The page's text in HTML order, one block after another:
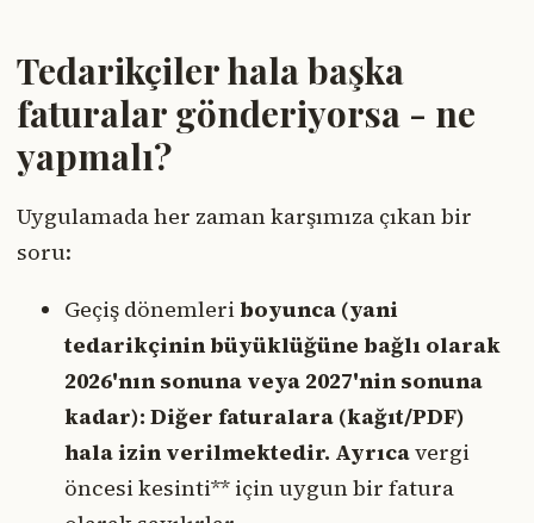
Tedarikçiler hala başka
faturalar gönderiyorsa - ne
yapmalı?
Uygulamada her zaman karşımıza çıkan bir
soru:
Geçiş dönemleri boyunca (yani
tedarikçinin büyüklüğüne bağlı olarak
2026'nın sonuna veya 2027'nin sonuna
kadar): Diğer faturalara (kağıt/PDF)
hala izin verilmektedir. Ayrıcavergi
öncesi kesinti** için uygun bir fatura